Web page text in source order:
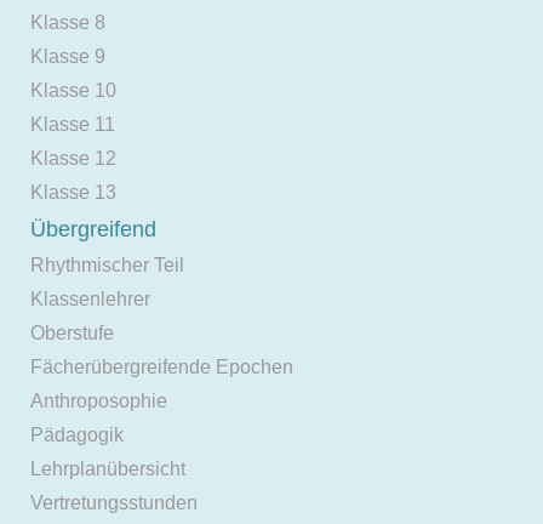
Klasse 8
Klasse 9
Klasse 10
Klasse 11
Klasse 12
Klasse 13
Übergreifend
Rhythmischer Teil
Klassenlehrer
Oberstufe
Fächerübergreifende Epochen
Anthroposophie
Pädagogik
Lehrplanübersicht
Vertretungsstunden